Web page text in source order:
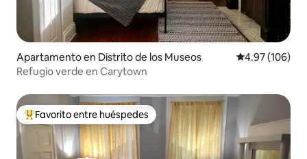
Apartamento en Distrito de los Museos Calificación
4.97 (106)
Refugio verde en Carytown
Favorito entre huéspedes preferido
Favorito entre huéspedes